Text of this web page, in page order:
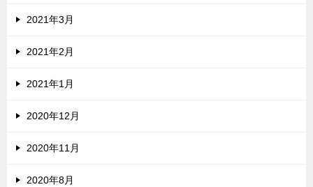
2021年3月
2021年2月
2021年1月
2020年12月
2020年11月
2020年8月